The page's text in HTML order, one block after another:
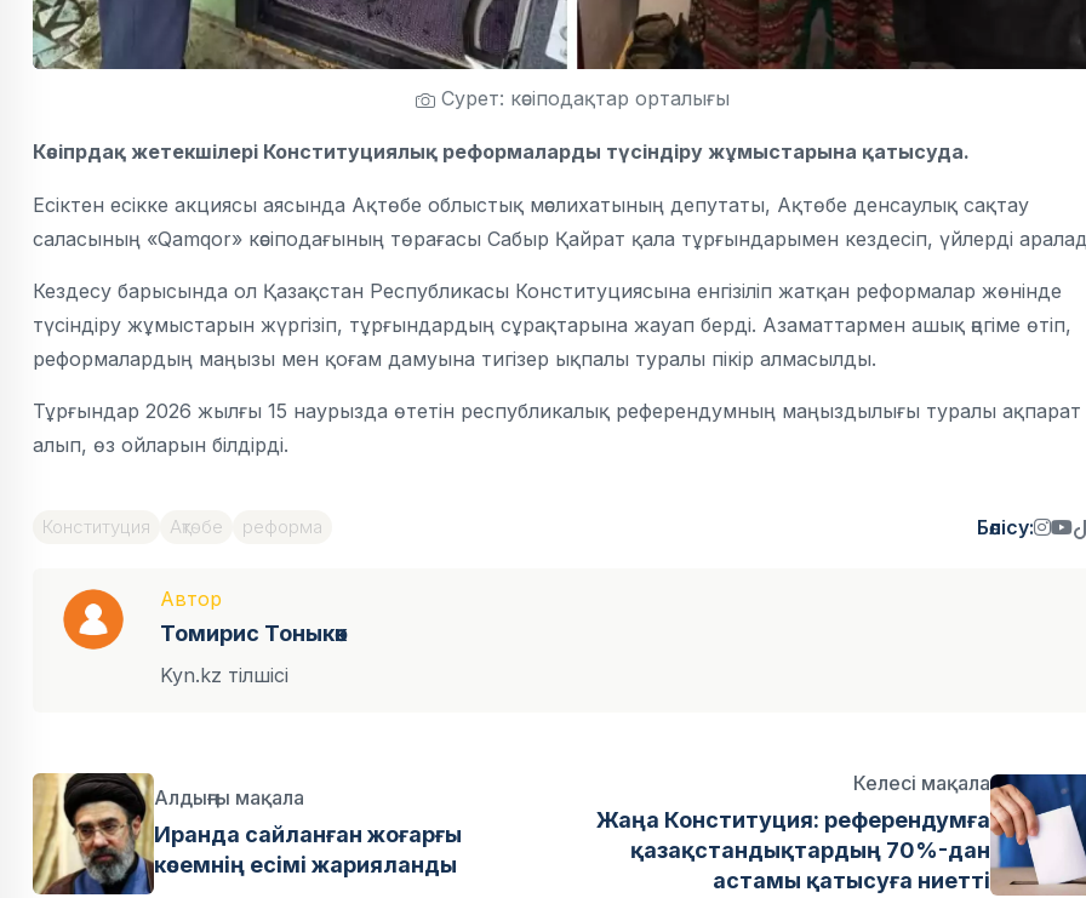
Сурет: кәсіподақтар орталығы
Кәсіпрдақ жетекшілері Конституциялық реформаларды түсіндіру жұмыстарына қатысуда.
Есіктен есікке акциясы аясында Ақтөбе облыстық мәслихатының депутаты, Ақтөбе денсаулық сақтау
саласының «Qamqor» кәсіподағының төрағасы Сабыр Қайрат қала тұрғындарымен кездесіп, үйлерді
Кездесу барысында ол Қазақстан Республикасы Конституциясына енгізіліп жатқан реформалар жөнінде
түсіндіру жұмыстарын жүргізіп, тұрғындардың сұрақтарына жауап берді. Азаматтармен ашық әңгіме өтіп,
реформалардың маңызы мен қоғам дамуына тигізер ықпалы туралы пікір алмасылды.
Тұрғындар 2026 жылғы 15 наурызда өтетін республикалық референдумның маңыздылығы туралы ақпарат
алып, өз ойларын білдірді.
Конституция Ақтөбе реформа Бөлісу:
Автор
Томирис Тоныкөк
Kyn.kz тілшісі
Алдыңғы мақала
Иранда сайланған жоғарғы
көсемнің есімі жарияланды
Келесі мақала
Жаңа Конституция: референдумға
қазақстандықтардың 70%-дан
астамы қатысуға ниетті